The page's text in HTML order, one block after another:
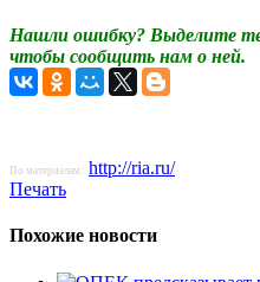
Нашли ошибку? Выделите
чтобы сообщить нам о ней.
По материалам: http://ria.ru/
Печать
Похожие новости